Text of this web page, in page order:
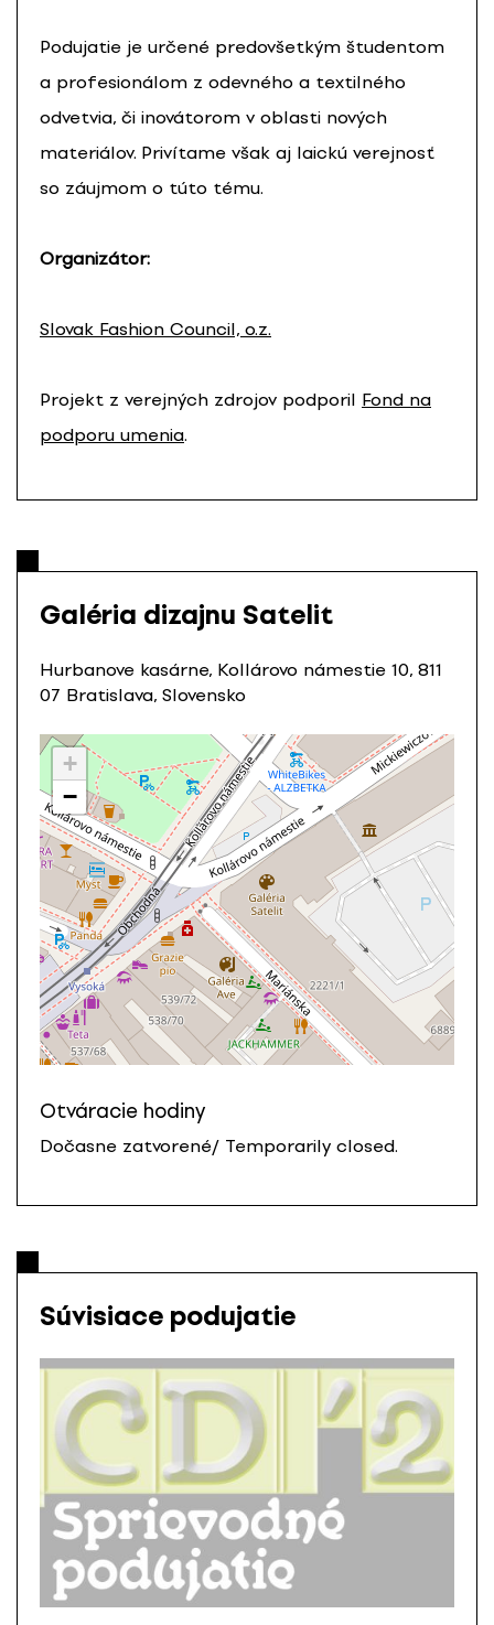
Podujatie je určené predovšetkým študentom
a profesionálom z odevného a textilného
odvetvia, či inovátorom v oblasti nových
materiálov. Privítame však aj laickú verejnosť
so záujmom o túto tému.
Organizátor:
Slovak Fashion Council, o.z.
Projekt z verejných zdrojov podporil Fond na
podporu umenia.
Galéria dizajnu Satelit
Hurbanove kasárne, Kollárovo námestie 10, 811
07 Bratislava, Slovensko
+
−
Otváracie hodiny
Dočasne zatvorené/ Temporarily closed.
Súvisiace podujatie